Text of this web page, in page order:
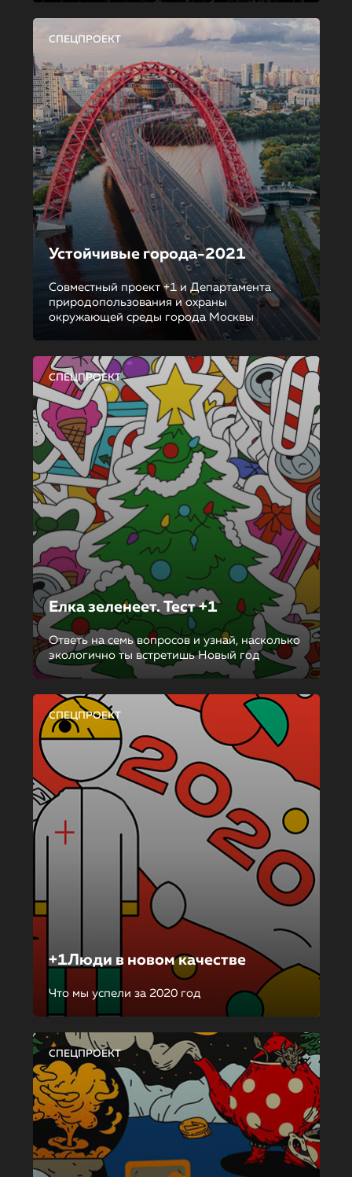
СПЕЦПРОЕКТ
Устойчивые города-2021
Совместный проект +1 и Департамента
природопользования и охраны
окружающей среды города Москвы
СПЕЦПРОЕКТ
Елка зеленеет. Тест +1
Ответь на семь вопросов и узнай, насколько
экологично ты встретишь Новый год
СПЕЦПРОЕКТ
+1Люди в новом качестве
Что мы успели за 2020 год
СПЕЦПРОЕКТ